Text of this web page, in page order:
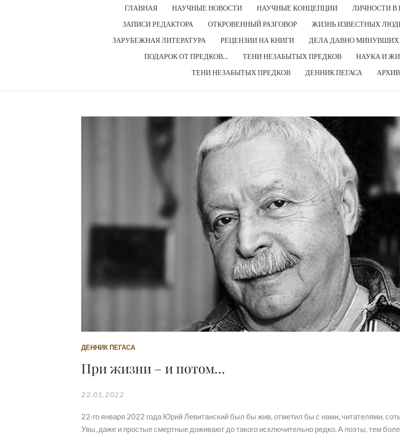
ГЛАВНАЯ НАУЧНЫЕ НОВОСТИ НАУЧНЫЕ КОНЦЕПЦИИ ЛИЧНОСТИ В
ЗАПИСИ РЕДАКТОРА
ОТКРОВЕННЫЙ РАЗГОВОР ЖИЗНЬ ИЗВЕСТНЫХ
ЗАРУБЕЖНАЯ ЛИТЕРАТУРА
РЕЦЕНЗИИ НА КНИГИ ДЕЛА ДАВНО МИНУВШИХ
ПОДАРОК ОТ ПРЕДКОВ…
ТЕНИ НЕЗАБЫТЫХ ПРЕДКОВ НАУКА И
ТЕНИ НЕЗАБЫТЫХ ПРЕДКОВ
ДЕННИК ПЕГАСА АРХИВ
ДЕННИК ПЕГАСА
При жизни – и потом…
22.01.2022
22-го января 2022 года Юрий Левитанский был бы жив, отметил бы с нами, читателями,
Увы, даже и простые смертные доживают до такого исключительно редко. А поэты, тем